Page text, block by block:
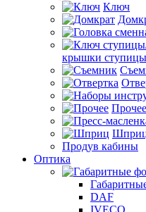
Ключ
крышки ступицы
Прочее
Продув кабины
Оптика
DAF
IVECO